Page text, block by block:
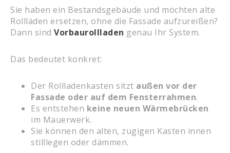
Sie haben ein Bestandsgebäude und möchten alte
Rollläden ersetzen, ohne die Fassade aufzureißen?
Dann sind Vorbaurollladen genau Ihr System.
Das bedeutet konkret:
Der Rollladenkasten sitzt außen vor der
Fassade oder auf dem Fensterrahmen.
Es entstehen keine neuen Wärmebrücken
im Mauerwerk.
Sie können den alten, zugigen Kasten innen
stilllegen oder dämmen.